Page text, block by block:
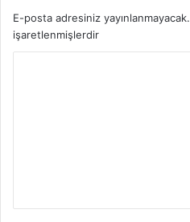
E-posta adresiniz yayınlanmayacak.
işaretlenmişlerdir